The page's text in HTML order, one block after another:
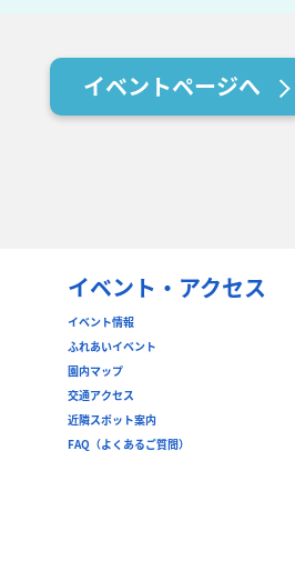
イベントページへ
イベント・アクセス
イベント情報
ふれあいイベント
園内マップ
交通アクセス
近隣スポット案内
FAQ（よくあるご質問）